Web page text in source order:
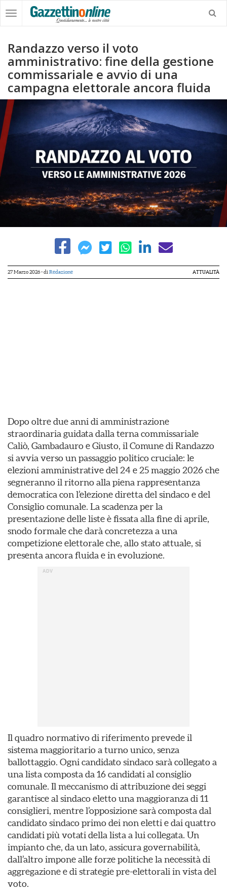
Randazzo verso il voto
amministrativo: fine della gestione
commissariale e avvio di una
campagna elettorale ancora fluida
27 Marzo 2026- di Redazione ATTUALITÀ
Dopo oltre due anni di amministrazione
straordinaria guidata dalla terna commissariale
Caliò, Gambadauro e Giusto, il Comune di Randazzo
si avvia verso un passaggio politico cruciale: le
elezioni amministrative del 24 e 25 maggio 2026 che
segneranno il ritorno alla piena rappresentanza
democratica con l’elezione diretta del sindaco e del
Consiglio comunale. La scadenza per la
presentazione delle liste è fissata alla fine di aprile,
snodo formale che darà concretezza a una
competizione elettorale che, allo stato attuale, si
presenta ancora fluida e in evoluzione.
Il quadro normativo di riferimento prevede il
sistema maggioritario a turno unico, senza
ballottaggio. Ogni candidato sindaco sarà collegato a
una lista composta da 16 candidati al consiglio
comunale. Il meccanismo di attribuzione dei seggi
garantisce al sindaco eletto una maggioranza di 11
consiglieri, mentre l’opposizione sarà composta dal
candidato sindaco primo dei non eletti e dai quattro
candidati più votati della lista a lui collegata. Un
impianto che, da un lato, assicura governabilità,
dall’altro impone alle forze politiche la necessità di
aggregazione e di strategie pre-elettorali in vista del
voto.